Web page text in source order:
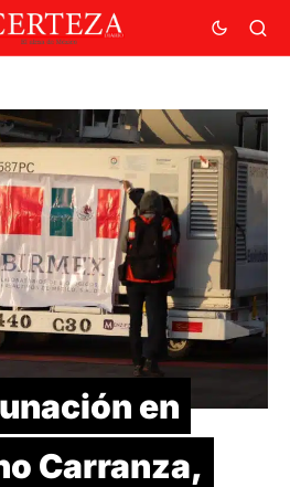
en
Carranza,